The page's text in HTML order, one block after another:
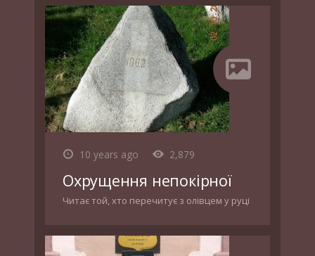
10 years ago 2,879
Охрущення непокірної
Читає той, хто перечитує з олівцем у руці